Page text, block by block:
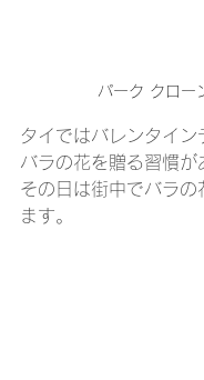
パーク クロー
タイではバレンタイン
バラの花を贈る習慣が
その日は街中でバラの
ます。